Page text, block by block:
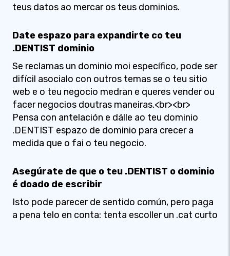
teus datos ao mercar os teus dominios.
Date espazo para expandirte co teu
.DENTIST dominio
Se reclamas un dominio moi específico, pode ser
difícil asocialo con outros temas se o teu sitio
web e o teu negocio medran e queres vender ou
facer negocios doutras maneiras.<br><br>
Pensa con antelación e dálle ao teu dominio
.DENTIST espazo de dominio para crecer a
medida que o fai o teu negocio.
Asegúrate de que o teu .DENTIST o dominio
é doado de escribir
Isto pode parecer de sentido común, pero paga
a pena telo en conta: tenta escoller un .cat curto